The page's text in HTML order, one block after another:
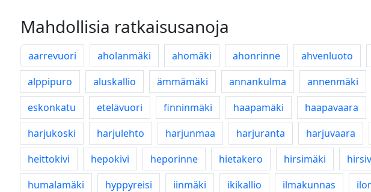
Mahdollisia ratkaisusanoja
aarrevuori aholanmäki ahomäki ahonrinne ahvenluoto
alppipuro
aluskallio ämmämäki annankulma annenmäki
eskonkatu
etelävuori finninmäki haapamäki haapavaara
harjukoski
harjulehto harjunmaa harjuranta harjuvaara
heittokivi
hepokivi heporinne hietakero hirsimäki
humalamäki
hyppyreisi iinmäki ikikallio ilmakunnas